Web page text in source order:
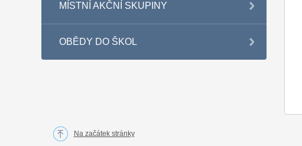
MÍSTNÍ AKČNÍ SKUPINY
OBĚDY DO ŠKOL
Na začátek stránky